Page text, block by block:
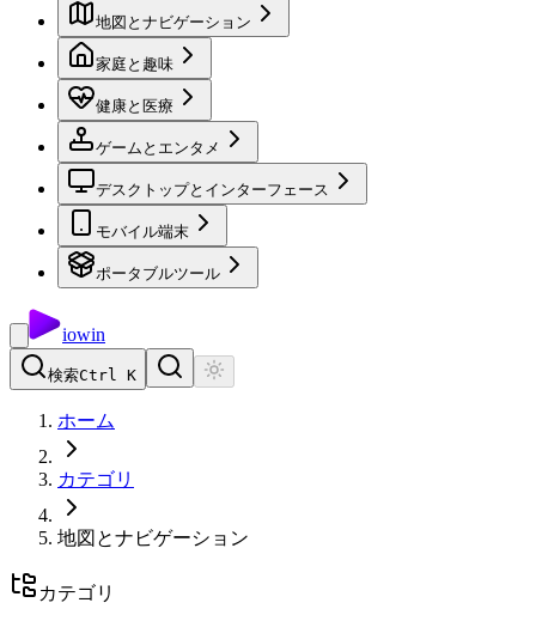
地図とナビゲーション
家庭と趣味
健康と医療
ゲームとエンタメ
デスクトップとインターフェース
モバイル端末
ポータブルツール
iowin
検索Ctrl K
ホーム
カテゴリ
地図とナビゲーション
カテゴリ